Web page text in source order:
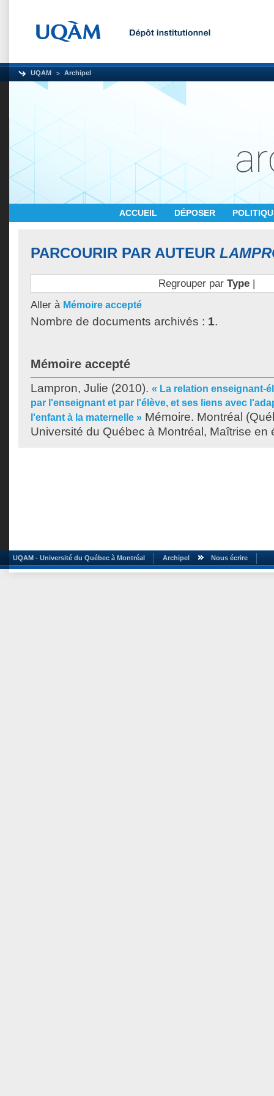
UQAM Archipel
ACCUEIL DÉPOSER
PARCOURIR PAR AUTEUR
Regrouper par Type|
Aller à Mémoire accepté
Nombre de documents archivés : 1.
Mémoire accepté
Lampron, Julie (2010). « La relation enseignant-
par l'enseignant et par l'élève, et ses liens avec
l'enfant à la maternelle » Mémoire. Montréal
Université du Québec à Montréal, Maîtrise en
UQAM - Université du Québec à Montréal Archipel Nous écrire